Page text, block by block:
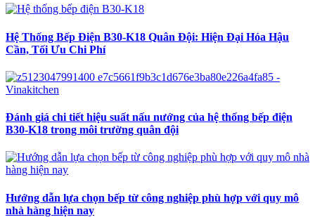
Hệ Thống Bếp Điện B30-K18 Quân Đội: Hiện Đại Hóa Hậu
Cần, Tối Ưu Chi Phí
Đánh giá chi tiết hiệu suất nấu nướng của hệ thống bếp điện
B30-K18 trong môi trường quân đội
Hướng dẫn lựa chọn bếp từ công nghiệp phù hợp với quy mô
nhà hàng hiện nay